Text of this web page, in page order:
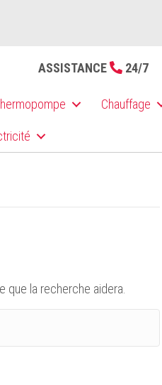
ASSISTANCE 24/7
Chauffage
que la recherche aidera.